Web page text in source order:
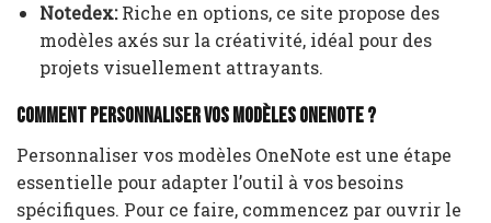
Notedex:Riche en options, ce site propose des
modèles axés sur la créativité, idéal pour des
projets visuellement attrayants.
Comment personnaliser vos modèles OneNote ?
Personnaliser vos modèles OneNote est une étape
essentielle pour adapter l’outil à vos besoins
spécifiques. Pour ce faire, commencez par ouvrir le